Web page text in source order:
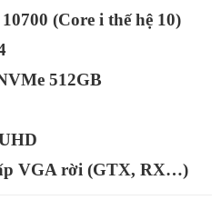
(Core i thế hệ 10)
512GB
VGA rời (GTX, RX…)